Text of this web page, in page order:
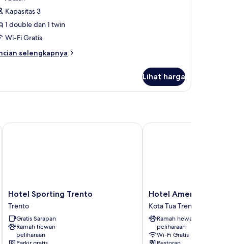
ulasan)
Kapasitas 3
1 double dan 1 twin
Wi-Fi Gratis
selengkapnya
Lihat harga
Hotel
Sporting
Trento
Trento
Hotel Sporting Trento
Trento
Gratis Sarapan
Ramah hewan
peliharaan
Hotel Sporting Trento
Hotel
America
Kota
Tua
Trento
Hotel America
Kota Tua Trento
Ramah hewan
peliharaan
Wi-Fi Gratis
Hotel America